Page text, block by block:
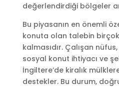
değerlendirdiği bölgeler
Bu piyasanın en önemli
konuta olan talebin
kalmasıdır. Çalışan
sosyal konut ihtiyacı ve
İngiltere’de kiralık
destekler. Bu durum,